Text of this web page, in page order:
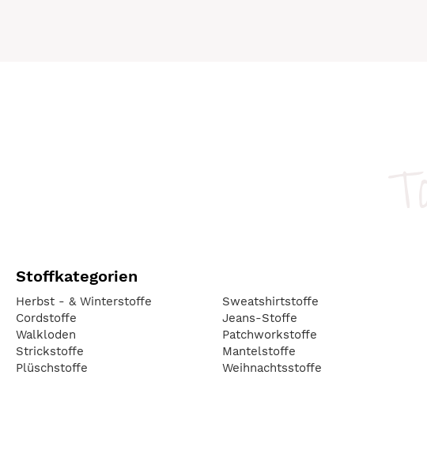
Stoffkategorien
Herbst - & Winterstoffe
Cordstoffe
Walkloden
Strickstoffe
Plüschstoffe
Sweatshirtstoffe
Jeans-Stoffe
Patchworkstoffe
Mantelstoffe
Weihnachtsstoffe